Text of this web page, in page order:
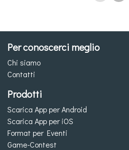
Per conoscerci meglio
Chi siamo
Contatti
Prodotti
Scarica App per Android
Scarica App per iOS
Format per Eventi
Game-Contest